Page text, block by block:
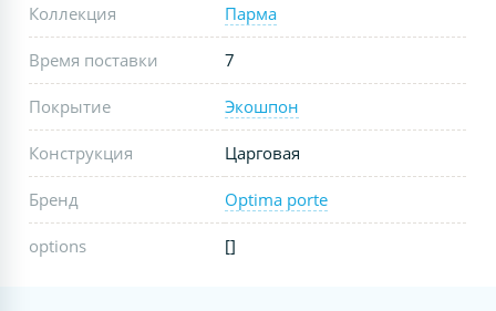
Коллекция Парма
Время поставки 7
Покрытие Экошпон
Конструкция Царговая
Бренд Optima porte
options []